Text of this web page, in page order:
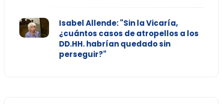
Isabel Allende: "Sin la Vicaría,
¿cuántos casos de atropellos a los
DD.HH. habrían quedado sin
perseguir?"